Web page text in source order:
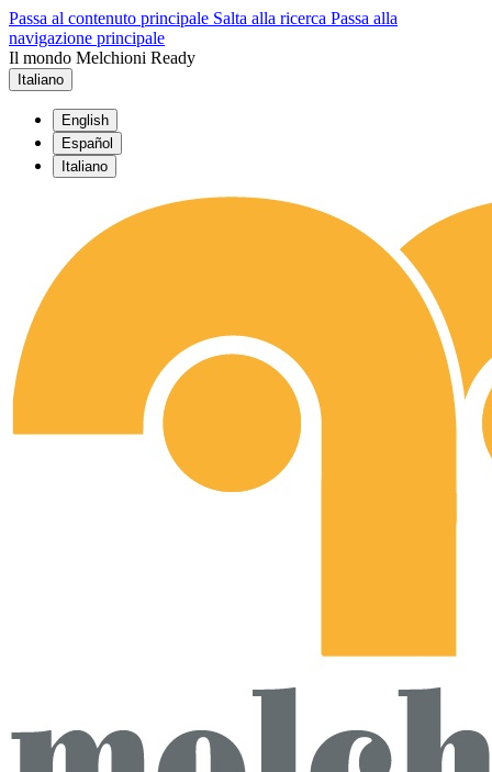
Passa al contenuto principale Salta alla ricerca Passa alla
navigazione principale
Il mondo Melchioni Ready
Italiano
English
Español
Italiano